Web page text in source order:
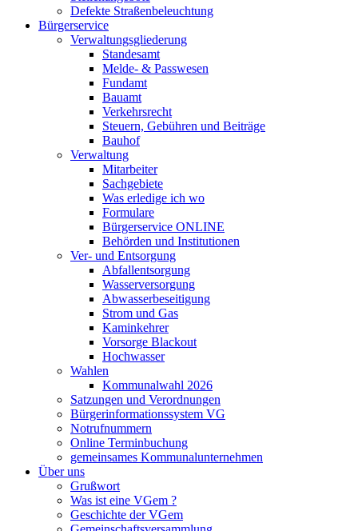
Defekte Straßenbeleuchtung
Bürgerservice
Verwaltungsgliederung
Standesamt
Melde- & Passwesen
Fundamt
Bauamt
Verkehrsrecht
Steuern, Gebühren und Beiträge
Bauhof
Verwaltung
Mitarbeiter
Sachgebiete
Was erledige ich wo
Formulare
Bürgerservice ONLINE
Behörden und Institutionen
Ver- und Entsorgung
Abfallentsorgung
Wasserversorgung
Abwasserbeseitigung
Strom und Gas
Kaminkehrer
Vorsorge Blackout
Hochwasser
Wahlen
Kommunalwahl 2026
Satzungen und Verordnungen
Bürgerinformationssystem VG
Notrufnummern
Online Terminbuchung
gemeinsames Kommunalunternehmen
Über uns
Grußwort
Was ist eine VGem ?
Geschichte der VGem